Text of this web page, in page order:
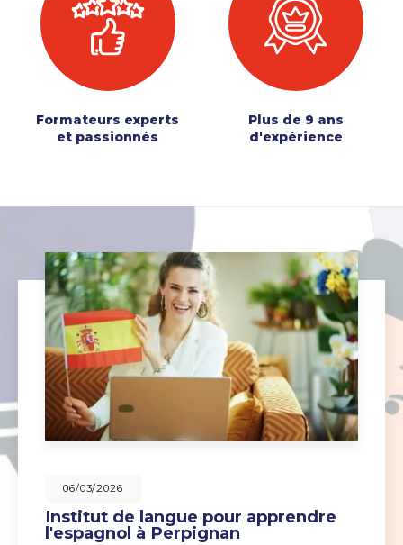
Formateurs experts
et passionnés
Plus de 9 ans
d'expérience
06/03/2026
Institut de langue pour apprendre
l'espagnol à Perpignan